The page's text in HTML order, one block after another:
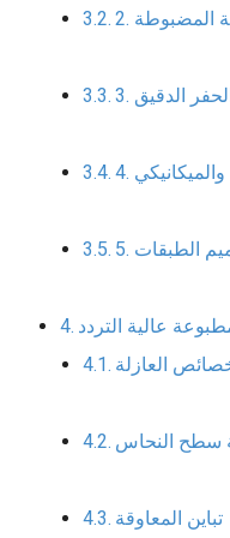
المضبوطة
الدقيق
والميكانيكي
الطبقات
عالية التردد
العازلة
سطح النحاس
تباين المعاوقة